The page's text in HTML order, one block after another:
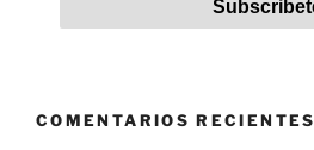
COMENTARIOS RECIENTES